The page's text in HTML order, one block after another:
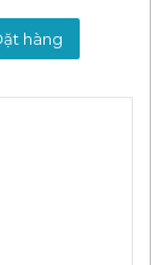
Đặt hàng